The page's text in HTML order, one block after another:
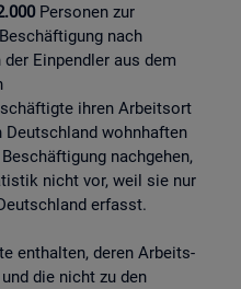
Personen zur
nach
Einpendler aus dem
ihren Arbeitsort
Deutschland wohnhaften
nachgehen,
nicht vor, weil sie nur
erfasst.
enthalten, deren Arbeits-
die nicht zu den